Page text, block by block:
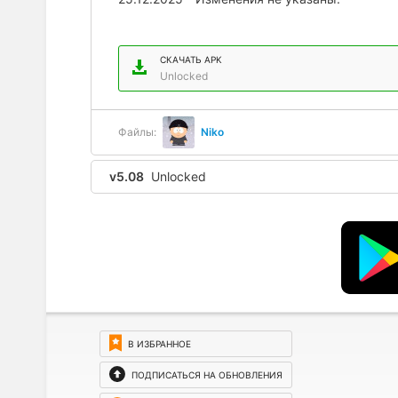
СКАЧАТЬ APK
Unlocked
Файлы: Niko
v5.08 Unlocked
В ИЗБРАННОЕ
ПОДПИСАТЬСЯ НА ОБНОВЛЕНИЯ